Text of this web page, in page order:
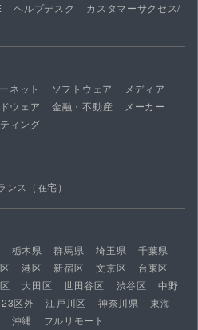
ヘルプデスク
カスタマーサクセス/
ネット ソフトウェア
メディア
ウェア 金融・不動産
メーカー
ィング
ンス（在宅）
栃木県 群馬県 埼玉県
千葉県
港区 新宿区 文京区
台東区
大田区 世田谷区 渋谷区
中野
23区外 江戸川区 神奈川県
東海
沖縄 フルリモート